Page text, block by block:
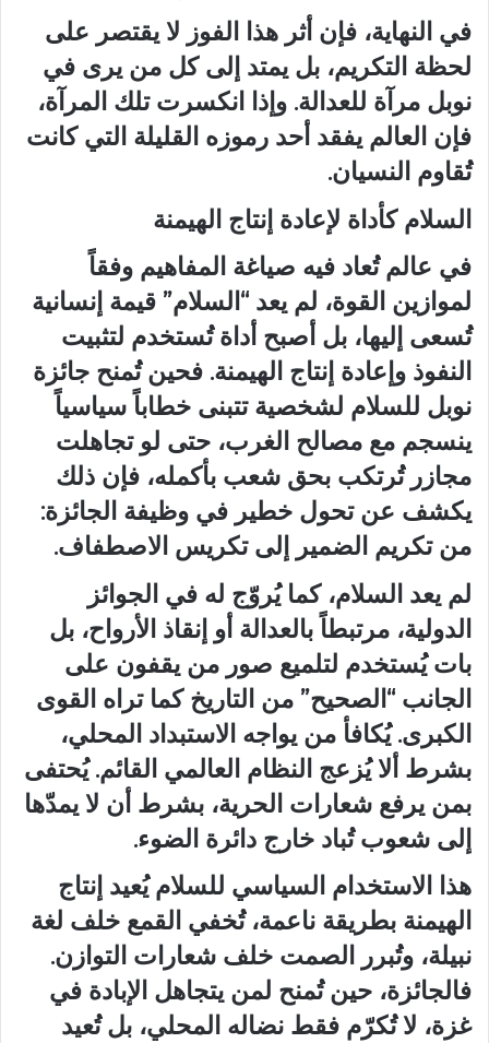
في النهاية، فإن أثر هذا الفوز لا يقتصر على
لحظة التكريم، بل يمتد إلى كل من يرى في
نوبل مرآة للعدالة. وإذا انكسرت تلك المرآة،
فإن العالم يفقد أحد رموزه القليلة التي كانت
تُقاوم النسيان.
السلام كأداة لإعادة إنتاج الهيمنة
في عالم تُعاد فيه صياغة المفاهيم وفقاً
لموازين القوة، لم يعد “السلام” قيمة إنسانية
تُسعى إليها، بل أصبح أداة تُستخدم لتثبيت
النفوذ وإعادة إنتاج الهيمنة. فحين تُمنح جائزة
نوبل للسلام لشخصية تتبنى خطاباً سياسياً
ينسجم مع مصالح الغرب، حتى لو تجاهلت
مجازر تُرتكب بحق شعب بأكمله، فإن ذلك
يكشف عن تحول خطير في وظيفة الجائزة:
من تكريم الضمير إلى تكريس الاصطفاف.
لم يعد السلام، كما يُروّج له في الجوائز
الدولية، مرتبطاً بالعدالة أو إنقاذ الأرواح، بل
بات يُستخدم لتلميع صور من يقفون على
الجانب “الصحيح” من التاريخ كما تراه القوى
الكبرى. يُكافأ من يواجه الاستبداد المحلي،
بشرط ألا يُزعج النظام العالمي القائم. يُحتفى
بمن يرفع شعارات الحرية، بشرط أن لا يمدّها
إلى شعوب تُباد خارج دائرة الضوء.
هذا الاستخدام السياسي للسلام يُعيد إنتاج
الهيمنة بطريقة ناعمة، تُخفي القمع خلف لغة
نبيلة، وتُبرر الصمت خلف شعارات التوازن.
فالجائزة، حين تُمنح لمن يتجاهل الإبادة في
غزة، لا تُكرّم فقط نضاله المحلي، بل تُعيد